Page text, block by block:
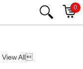
0
View All